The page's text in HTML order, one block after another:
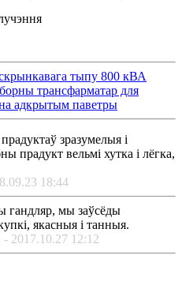
тыпу 800 кВА
трансфарматар для
на адкрытым паветры
зразумелыя і
прадукт вельмі хутка і лёгка,
18:44
гандляр, мы заўсёды
якасныя і танныя.
- 2017.10.27 12:12